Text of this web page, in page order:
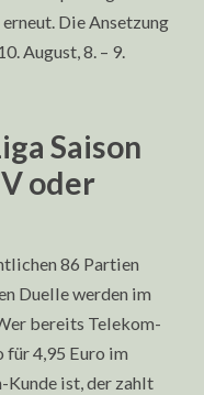
Die Ansetzung
August, 8. – 9.
Saison
oder
86 Partien
Duelle werden im
bereits Telekom-
für 4,95 Euro im
Kunde ist, der zahlt